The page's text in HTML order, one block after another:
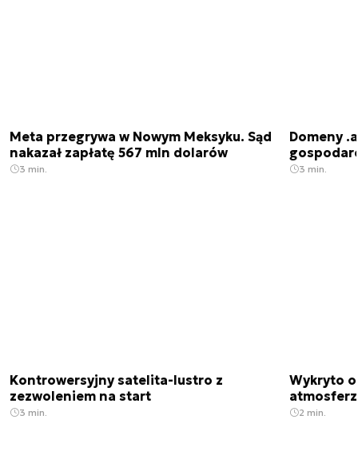
Meta przegrywa w Nowym Meksyku. Sąd
nakazał zapłatę 567 mln dolarów
3 min.
Domeny
3 min.
Kontrowersyjny satelita-lustro z
zezwoleniem na start
3 min.
Wykryto
2 min.